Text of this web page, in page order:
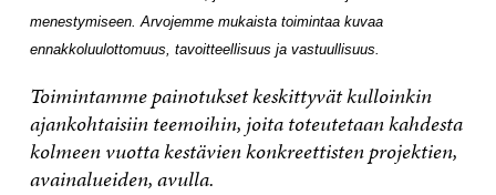
menestymiseen. Arvojemme mukaista toimintaa kuvaa
ennakkoluulottomuus, tavoitteellisuus ja vastuullisuus.
Toimintamme painotukset keskittyvät kulloinkin
ajankohtaisiin teemoihin, joita toteutetaan kahdesta
kolmeen vuotta kestävien konkreettisten projektien,
avainalueiden, avulla.